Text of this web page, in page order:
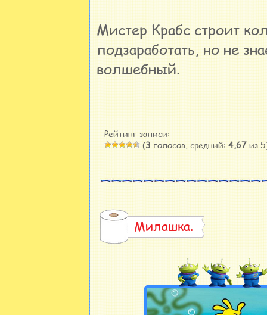
Мистер Крабс строит
подзаработать, но не
волшебный.
Рейтинг записи:
(3 голосов, средний: 4,67из
Милашка.